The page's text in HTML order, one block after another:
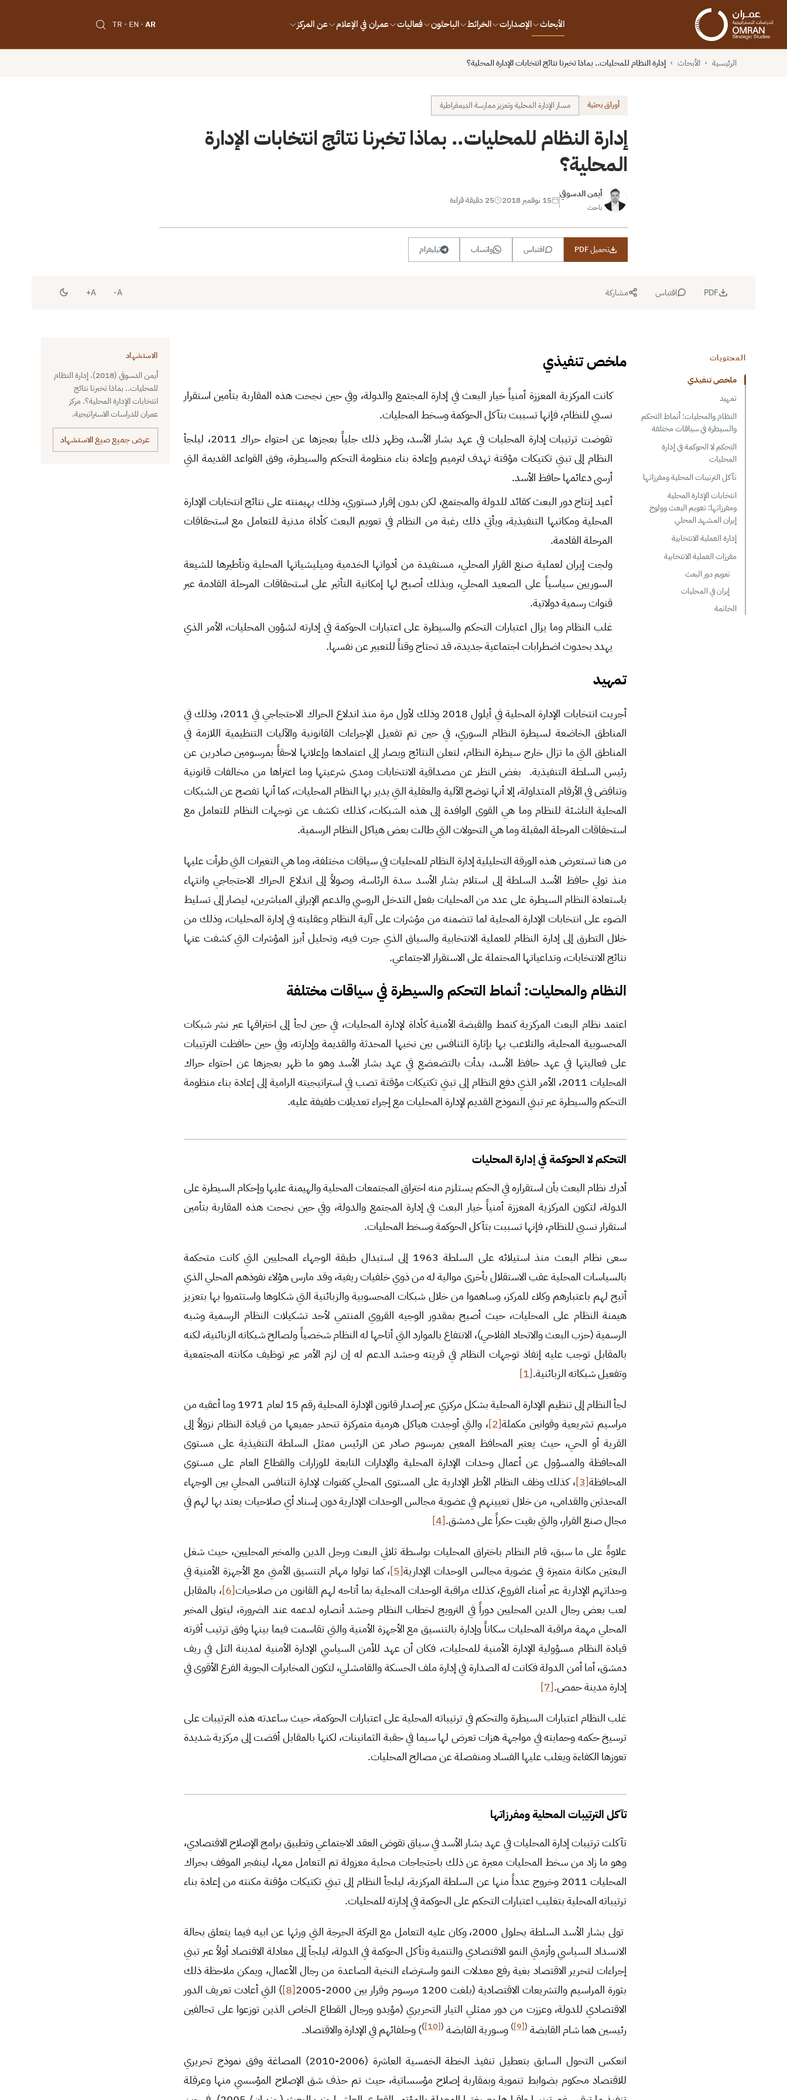
الأبحاث الإصدارات الخرائط الباحثون فعاليات عمران في الإعلام عن المركز AR
EN
TR
الرئيسية › الأبحاث › إدارة النظام للمحليات.. بماذا تخبرنا نتائج انتخابات الإدارة المحلية؟
أوراق بحثية مسار الإدارة المحلية وتعزيز ممارسة الديمقراطية
إدارة النظام للمحليات.. بماذا تخبرنا نتائج انتخابات الإدارة
المحلية؟
أيمن الدسوقي
باحث
15 نوفمبر 2018 25 دقيقة قراءة
تحميل PDF اقتباس واتساب تيليغرام
PDF اقتباس مشاركة A-
A+
المحتويات
ملخص تنفيذي
تمهيد
النظام والمحليات: أنماط التحكم
والسيطرة في سياقات مختلفة
التحكم لا الحوكمة في إدارة
المحليات
تآكل الترتيبات المحلية ومفرزاتها
انتخابات الإدارة المحلية
ومفرزاتها: تعويم البعث وولوج
إيران المشهد المحلي
إدارة العملية الانتخابية
مفرزات العملية الانتخابية
تعويم دور البعث
إيران في المحليات
الخاتمة
ملخص تنفيذي
كانت المركزية المعززة أمنياً خيار البعث في إدارة المجتمع والدولة، وفي حين نجحت هذه المقاربة بتأمين استقرار
نسبي للنظام، فإنها تسببت بتآكل الحوكمة وسخط المحليات.
تقوضت ترتيبات إدارة المحليات في عهد بشار الأسد، وظهر ذلك جلياً بعجزها عن احتواء حراك 2011، ليلجأ
النظام إلى تبني تكتيكات مؤقتة تهدف لترميم وإعادة بناء منظومة التحكم والسيطرة، وفق القواعد القديمة التي
أرسى دعائمها حافظ الأسد.
أعيد إنتاج دور البعث كقائد للدولة والمجتمع، لكن بدون إقرار دستوري، وذلك بهيمنته على نتائج انتخابات الإدارة
المحلية ومكاتبها التنفيذية، ويأتي ذلك رغبة من النظام في تعويم البعث كأداة مدنية للتعامل مع استحقاقات
المرحلة القادمة.
ولجت إيران لعملية صنع القرار المحلي، مستفيدة من أدواتها الخدمية وميليشياتها المحلية وتأطيرها للشيعة
السوريين سياسياً على الصعيد المحلي، وبذلك أصبح لها إمكانية التأثير على استحقاقات المرحلة القادمة عبر
قنوات رسمية دولاتية.
غلب النظام وما يزال اعتبارات التحكم والسيطرة على اعتبارات الحوكمة في إدارته لشؤون المحليات، الأمر الذي
يهدد بحدوث اضطرابات اجتماعية جديدة، قد تحتاج وقتاً للتعبير عن نفسها.
تمهيد
أجريت انتخابات الإدارة المحلية في أيلول 2018 وذلك لأول مرة منذ اندلاع الحراك الاحتجاجي في 2011، وذلك في
المناطق الخاضعة لسيطرة النظام السوري، في حين تم تفعيل الإجراءات القانونية والآليات التنظيمية اللازمة في
المناطق التي ما تزال خارج سيطرة النظام، لتعلن النتائج ويصار إلى اعتمادها وإعلانها لاحقاً بمرسومين صادرين عن
رئيس السلطة التنفيذية. بغض النظر عن مصداقية الانتخابات ومدى شرعيتها وما اعتراها من مخالفات قانونية
وتناقض في الأرقام المتداولة، إلا أنها توضح الآلية والعقلية التي يدير بها النظام المحليات، كما أنها تفصح عن الشبكات
المحلية الناشئة للنظام وما هي القوى الوافدة إلى هذه الشبكات، كذلك تكشف عن توجهات النظام للتعامل مع
استحقاقات المرحلة المقبلة وما هي التحولات التي طالت بعض هياكل النظام الرسمية.
من هنا تستعرض هذه الورقة التحليلية إدارة النظام للمحليات في سياقات مختلفة، وما هي التغيرات التي طرأت عليها
منذ تولي حافظ الأسد السلطة إلى استلام بشار الأسد سدة الرئاسة، وصولاً إلى اندلاع الحراك الاحتجاجي وانتهاء
باستعادة النظام السيطرة على عدد من المحليات بفعل التدخل الروسي والدعم الإيراني المباشرين، ليصار إلى تسليط
الضوء على انتخابات الإدارة المحلية لما تتضمنه من مؤشرات على آلية النظام وعقليته في إدارة المحليات، وذلك من
خلال التطرق إلى إدارة النظام للعملية الانتخابية والسياق الذي جرت فيه، وتحليل أبرز المؤشرات التي كشفت عنها
نتائج الانتخابات، وتداعياتها المحتملة على الاستقرار الاجتماعي.
النظام والمحليات: أنماط التحكم والسيطرة في سياقات مختلفة
اعتمد نظام البعث المركزية كنمط والقبضة الأمنية كأداة لإدارة المحليات، في حين لجأ إلى اختراقها عبر نشر شبكات
المحسوبية المحلية، والتلاعب بها بإثارة التنافس بين نخبها المحدثة والقديمة وإدارته، وفي حين حافظت الترتيبات
على فعاليتها في عهد حافظ الأسد، بدأت بالتضعضع في عهد بشار الأسد وهو ما ظهر بعجزها عن احتواء حراك
المحليات 2011، الأمر الذي دفع النظام إلى تبني تكتيكات مؤقتة تصب في استراتيجيته الرامية إلى إعادة بناء منظومة
التحكم والسيطرة عبر تبني النموذج القديم لإدارة المحليات مع إجراء تعديلات طفيفة عليه.
التحكم لا الحوكمة في إدارة المحليات
أدرك نظام البعث بأن استقراره في الحكم يستلزم منه اختراق المجتمعات المحلية والهيمنة عليها وإحكام السيطرة على
الدولة، لتكون المركزية المعززة أمنياً خيار البعث في إدارة المجتمع والدولة، وفي حين نجحت هذه المقاربة بتأمين
استقرار نسبي للنظام، فإنها تسببت بتآكل الحوكمة وسخط المحليات.
سعى نظام البعث منذ استيلائه على السلطة 1963 إلى استبدال طبقة الوجهاء المحليين التي كانت متحكمة
بالسياسات المحلية عقب الاستقلال بأخرى موالية له من ذوي خلفيات ريفية، وقد مارس هؤلاء نفوذهم المحلي الذي
أتيح لهم باعتبارهم وكلاء للمركز، وساهموا من خلال شبكات المحسوبية والزبائنية التي شكلوها واستثمروا بها بتعزيز
هيمنة النظام على المحليات، حيث أصبح بمقدور الوجيه القروي المنتمي لأحد تشكيلات النظام الرسمية وشبه
الرسمية (حزب البعث والاتحاد الفلاحي)، الانتفاع بالموارد التي أتاحها له النظام شخصياً ولصالح شبكاته الزبائنية، لكنه
بالمقابل توجب عليه إنفاذ توجهات النظام في قريته وحشد الدعم له إن لزم الأمر عبر توظيف مكانته المجتمعية
وتفعيل شبكاته الزبائنية.[1]
لجأ النظام إلى تنظيم الإدارة المحلية بشكل مركزي عبر إصدار قانون الإدارة المحلية رقم 15 لعام 1971 وما أعقبه من
مراسيم تشريعية وقوانين مكملة[2]
، والتي أوجدت هياكل هرمية متمركزة تنحدر جميعها من قيادة النظام نزولاً إلى
القرية أو الحي، حيث يعتبر المحافظ المعين بمرسوم صادر عن الرئيس ممثل السلطة التنفيذية على مستوى
المحافظة والمسؤول عن أعمال وحدات الإدارة المحلية والإدارات التابعة للوزارات والقطاع العام على مستوى
المحافظة[3]
، كذلك وظف النظام الأطر الإدارية على المستوى المحلي كقنوات لإدارة التنافس المحلي بين الوجهاء
المحدثين والقدامى، من خلال تعيينهم في عضوية مجالس الوحدات الإدارية دون إسناد أي صلاحيات يعتد بها لهم في
مجال صنع القرار، والتي بقيت حكراً على دمشق.[4]
علاوةً على ما سبق، قام النظام باختراق المحليات بواسطة ثلاثي البعث ورجل الدين والمخبر المحليين، حيث شغل
البعثين مكانة متميزة في عضوية مجالس الوحدات الإدارية[5]
، كما تولوا مهام التنسيق الأمني مع الأجهزة الأمنية في
وحداتهم الإدارية عبر أمناء الفروع، كذلك مراقبة الوحدات المحلية بما أتاحه لهم القانون من صلاحيات[6]
، بالمقابل
لعب بعض رجال الدين المحليين دوراً في الترويج لخطاب النظام وحشد أنصاره لدعمه عند الضرورة، ليتولى المخبر
المحلي مهمة مراقبة المحليات سكاناً وإدارة بالتنسيق مع الأجهزة الأمنية والتي تقاسمت فيما بينها وفق ترتيب أقرته
قيادة النظام مسؤولية الإدارة الأمنية للمحليات، فكان أن عهد للأمن السياسي الإدارة الأمنية لمدينة التل في ريف
دمشق، أما أمن الدولة فكانت له الصدارة في إدارة ملف الحسكة والقامشلي، لتكون المخابرات الجوية الفرع الأقوى في
إدارة مدينة حمص.[7]
غلب النظام اعتبارات السيطرة والتحكم في ترتيباته المحلية على اعتبارات الحوكمة، حيث ساعدته هذه الترتيبات على
ترسيخ حكمه وحمايته في مواجهة هزات تعرض لها سيما في حقبة الثمانينات، لكنها بالمقابل أفضت إلى مركزية شديدة
تعوزها الكفاءة ويغلب عليها الفساد ومنفصلة عن مصالح المحليات.
تآكل الترتيبات المحلية ومفرزاتها
تآكلت ترتيبات إدارة المحليات في عهد بشار الأسد في سياق تقوض العقد الاجتماعي وتطبيق برامج الإصلاح الاقتصادي،
وهو ما زاد من سخط المحليات معبرة عن ذلك باحتجاجات محلية معزولة تم التعامل معها، لينفجر الموقف بحراك
المحليات 2011 وخروج عدداً منها عن السلطة المركزية، ليلجأ النظام إلى تبني تكتيكات مؤقتة مكنته من إعادة بناء
ترتيباته المحلية بتغليب اعتبارات التحكم على الحوكمة في إدارته للمحليات.
تولى بشار الأسد السلطة بحلول 2000، وكان عليه التعامل مع التركة الحرجة التي ورثها عن ابيه فيما يتعلق بحالة
الانسداد السياسي وأزمتي النمو الاقتصادي والتنمية وتأكل الحوكمة في الدولة، ليلجأ إلى معادلة الاقتصاد أولاً عبر تبني
إجراءات لتحرير الاقتصاد بغية رفع معدلات النمو واسترضاء النخبة الصاعدة من رجال الأعمال، ويمكن ملاحظة ذلك
بثورة المراسيم والتشريعات الاقتصادية (بلغت 1200 مرسوم وقرار بين 2000-2005
[8]
) التي أعادت تعريف الدور
الاقتصادي للدولة، وعززت من دور ممثلي التيار التحريري (مؤيدو ورجال القطاع الخاص الذين توزعوا على تحالفين
رئيسين هما شام القابضة (
[9]
) وسورية القابضة (
[10]
)) وحلفائهم في الإدارة والاقتصاد.
انعكس التحول السابق بتعطيل تنفيذ الخطة الخمسية العاشرة (2006-2010) المصاغة وفق نموذج تحريري
للاقتصاد محكوم بضوابط تنموية وبمقاربة إصلاح مؤسساتية، حيث تم حذف شق الإصلاح المؤسسي منها وعرقلة
الاستشهاد
أيمن الدسوقي (2018). إدارة النظام
للمحليات.. بماذا تخبرنا نتائج
انتخابات الإدارة المحلية؟. مركز
عمران للدراسات الاستراتيجية.
عرض جميع صيغ الاستشهاد